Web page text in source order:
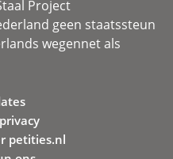
Project
geen staatssteun
wegennet als
petities.nl